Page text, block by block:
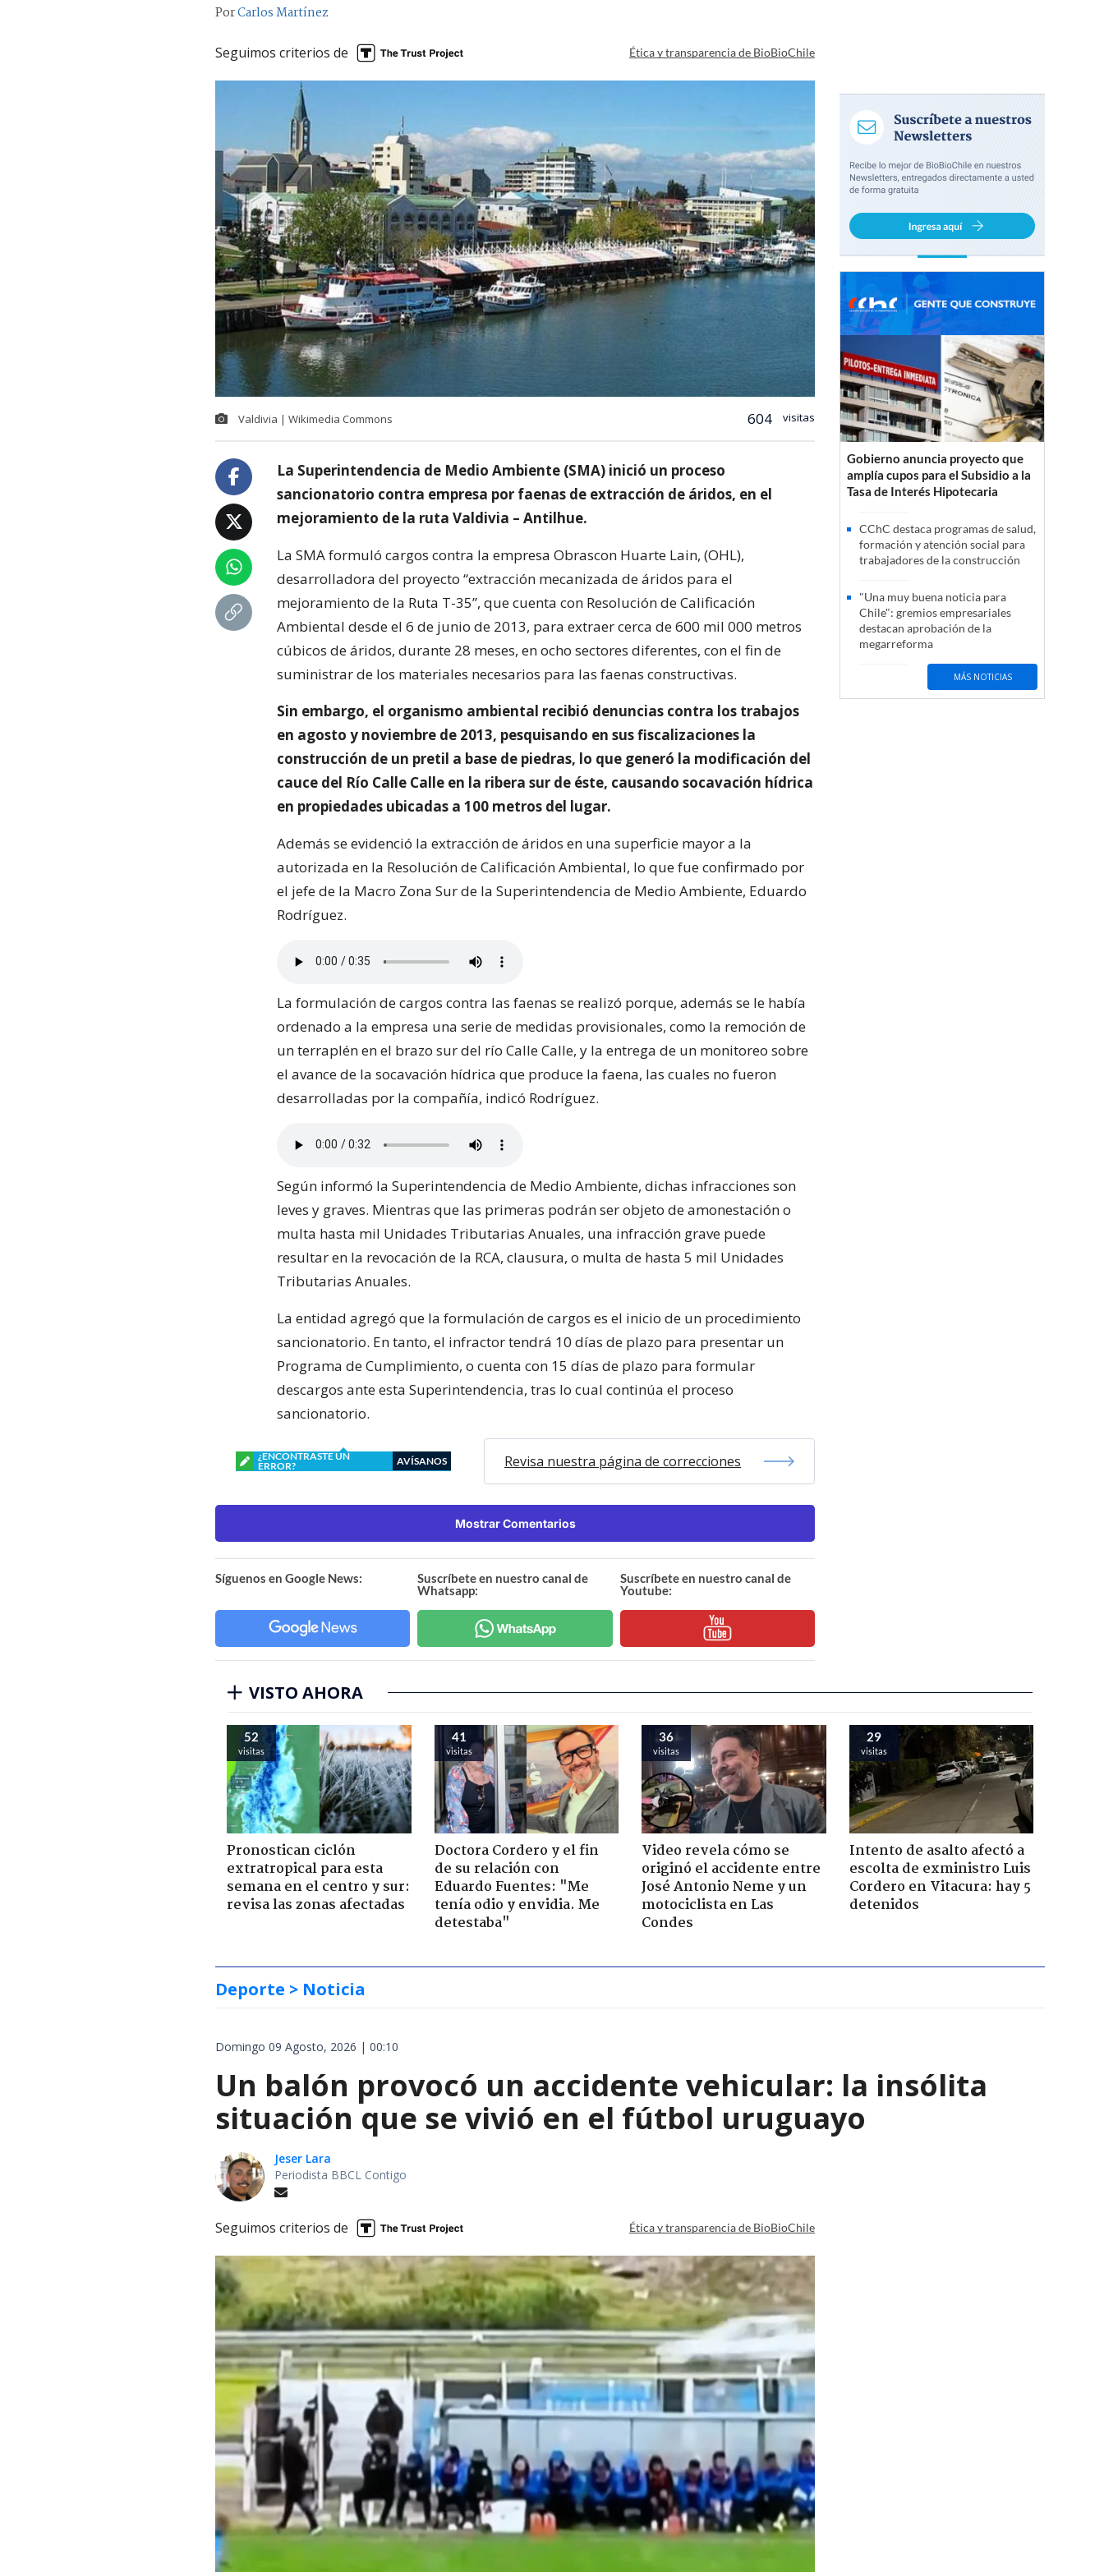
PorCarlos Martínez
Seguimos criterios de Ética y transparencia de BioBioChile
Valdivia | Wikimedia Commons 604 visitas
La Superintendencia de Medio Ambiente (SMA) inició un proceso
sancionatorio contra empresa por faenas de extracción de áridos, en el
mejoramiento de la ruta Valdivia – Antilhue.
La SMA formuló cargos contra la empresa Obrascon Huarte Lain, (OHL),
desarrolladora del proyecto “extracción mecanizada de áridos para el
mejoramiento de la Ruta T-35”, que cuenta con Resolución de Calificación
Ambiental desde el 6 de junio de 2013, para extraer cerca de 600 mil 000 metros
cúbicos de áridos, durante 28 meses, en ocho sectores diferentes, con el fin de
suministrar de los materiales necesarios para las faenas constructivas.
Sin embargo, el organismo ambiental recibió denuncias contra los trabajos
en agosto y noviembre de 2013, pesquisando en sus fiscalizaciones la
construcción de un pretil a base de piedras, lo que generó la modificación del
cauce del Río Calle Calle en la ribera sur de éste, causando socavación hídrica
en propiedades ubicadas a 100 metros del lugar.
Además se evidenció la extracción de áridos en una superficie mayor a la
autorizada en la Resolución de Calificación Ambiental, lo que fue confirmado por
el jefe de la Macro Zona Sur de la Superintendencia de Medio Ambiente, Eduardo
Rodríguez.
La formulación de cargos contra las faenas se realizó porque, además se le había
ordenado a la empresa una serie de medidas provisionales, como la remoción de
un terraplén en el brazo sur del río Calle Calle, y la entrega de un monitoreo sobre
el avance de la socavación hídrica que produce la faena, las cuales no fueron
desarrolladas por la compañía, indicó Rodríguez.
Según informó la Superintendencia de Medio Ambiente, dichas infracciones son
leves y graves. Mientras que las primeras podrán ser objeto de amonestación o
multa hasta mil Unidades Tributarias Anuales, una infracción grave puede
resultar en la revocación de la RCA, clausura, o multa de hasta 5 mil Unidades
Tributarias Anuales.
La entidad agregó que la formulación de cargos es el inicio de un procedimiento
sancionatorio. En tanto, el infractor tendrá 10 días de plazo para presentar un
Programa de Cumplimiento, o cuenta con 15 días de plazo para formular
descargos ante esta Superintendencia, tras lo cual continúa el proceso
sancionatorio.
¿ENCONTRASTE UN
ERROR?
AVÍSANOS Revisa nuestra página de correcciones
Mostrar Comentarios
Síguenos en Google News:
Suscríbete en nuestro canal de
Whatsapp:
Suscríbete en nuestro canal de
Youtube:
Gobierno anuncia proyecto que
amplía cupos para el Subsidio a la
Tasa de Interés Hipotecaria
CChC destaca programas de salud,
formación y atención social para
trabajadores de la construcción
"Una muy buena noticia para
Chile": gremios empresariales
destacan aprobación de la
megarreforma
MÁS NOTICIAS
VISTO AHORA
52
visitas
Pronostican ciclón
extratropical para esta
semana en el centro y sur:
revisa las zonas afectadas
41
visitas
Doctora Cordero y el fin
de su relación con
Eduardo Fuentes: "Me
tenía odio y envidia. Me
detestaba"
36
visitas
Video revela cómo se
originó el accidente entre
José Antonio Neme y un
motociclista en Las
Condes
29
visitas
Intento de asalto afectó a
escolta de exministro Luis
Cordero en Vitacura: hay 5
detenidos
Deporte > Noticia
Domingo 09 Agosto, 2026 | 00:10
Un balón provocó un accidente vehicular: la insólita
situación que se vivió en el fútbol uruguayo
Jeser Lara
Periodista BBCL Contigo
Seguimos criterios de Ética y transparencia de BioBioChile